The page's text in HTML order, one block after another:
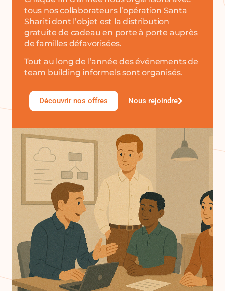
tous nos collaborateurs l’opération Santa
Shariti dont l’objet est la distribution
gratuite de cadeau en porte à porte auprès
de familles défavorisées.
Tout au long de l’année des événements de
team building informels sont organisés.
Découvrir nos offres Nous rejoindre